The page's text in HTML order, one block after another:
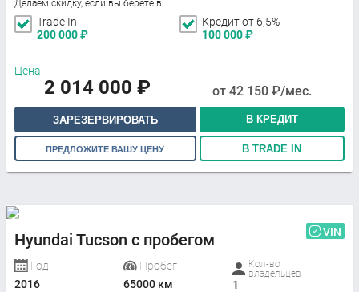
Делаем скидку, если вы берете в:
Trade In
200 000₽
Кредит от 6,5%
100 000₽
Цена:
2 014 000 ₽ от 42 150 ₽/мес.
ЗАРЕЗЕРВИРОВАТЬ В КРЕДИТ
ПРЕДЛОЖИТЕ ВАШУ ЦЕНУ В TRADE IN
Hyundai Tucson с пробегом VIN
Год
2016
Пробег
65000 км
Кол-во
владельцев
1